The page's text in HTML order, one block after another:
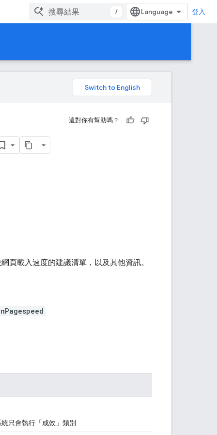
/ 登入
這對你有幫助嗎？
頁載入速度的建議清單，以及其他資訊。
只會執行「成效」類別